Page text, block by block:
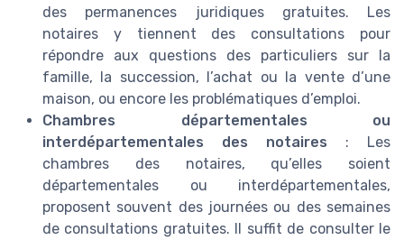
des permanences juridiques gratuites. Les
notaires y tiennent des consultations pour
répondre aux questions des particuliers sur la
famille, la succession, l’achat ou la vente d’une
maison, ou encore les problématiques d’emploi.
Chambres départementales ou
interdépartementales des notaires : Les
chambres des notaires, qu’elles soient
départementales ou interdépartementales,
proposent souvent des journées ou des semaines
de consultations gratuites. Il suffit de consulter le